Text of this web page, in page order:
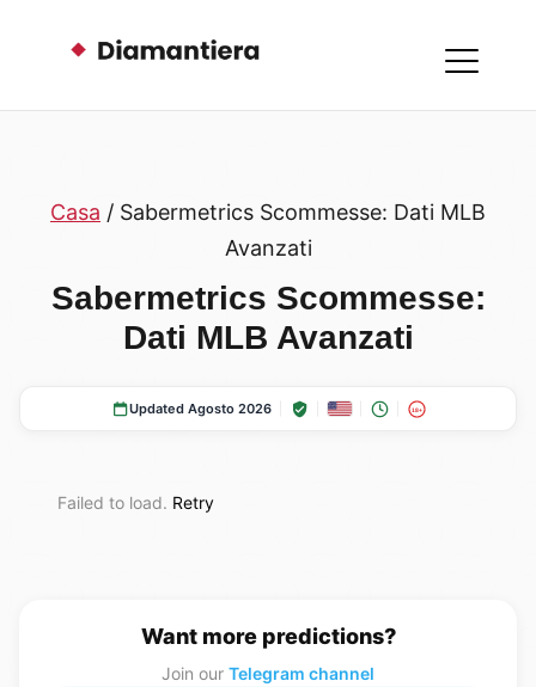
Casa / Sabermetrics Scommesse: Dati MLB
Avanzati
Sabermetrics Scommesse:
Dati MLB Avanzati
Updated Agosto 2026 18+
Failed to load. Retry
Want more predictions?
Join our Telegram channel